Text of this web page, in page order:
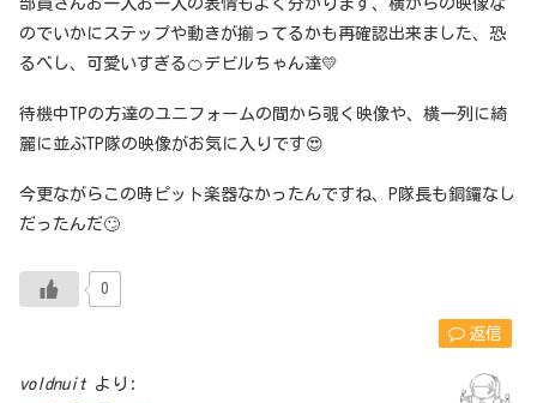
部員さんお一人お一人の表情もよく分かります、横からの映像な
のでいかにステップや動きが揃ってるかも再確認出来ました、恐
るべし、可愛いすぎる🍊デビルちゃん達💛
待機中TPの方達のユニフォームの間から覗く映像や、横一列に綺
麗に並ぶTP隊の映像がお気に入りです😍
今更ながらこの時ピット楽器なかったんですね、P隊長も銅鑼なし
だったんだ🙄
0
返信
voldnuit より: